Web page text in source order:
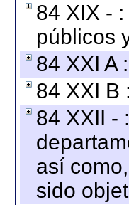
84 XIX -
públicos
84 XXI A
84 XXI B
84 XXII -
así
sido